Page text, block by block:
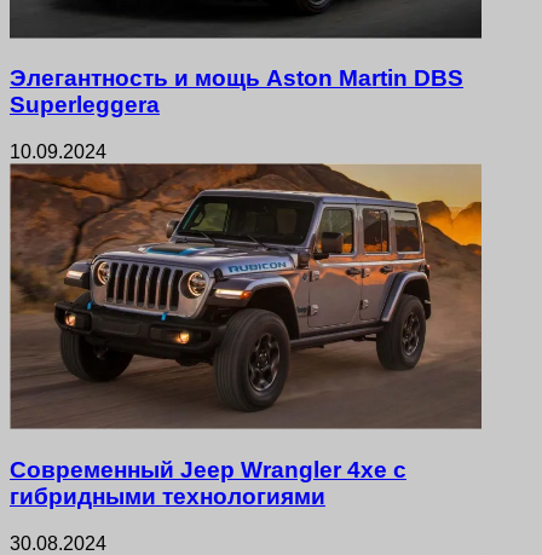
Элегантность и мощь Aston Martin DBS
Superleggera
10.09.2024
Современный Jeep Wrangler 4xe с
гибридными технологиями
30.08.2024